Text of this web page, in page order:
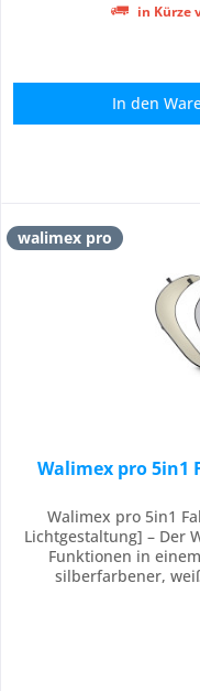
in Kürze
In den
walimex pro
Walimex pro 5in1
Walimex pro 5in1
Lichtgestaltung] – Der
Funktionen in
silberfarbener,
Lichtsituation. Ideal